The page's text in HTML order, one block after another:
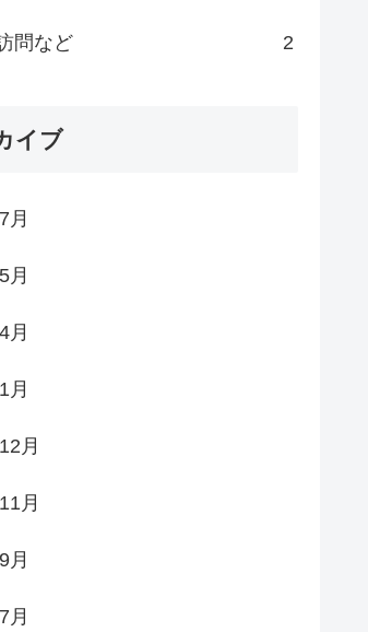
問など 2
イブ
月
月
月
月
月
月
月
月